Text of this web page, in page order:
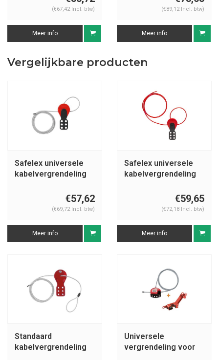
(€67,42 Incl. btw)
Meer info
(€89,12 Incl. btw)
Meer info
Vergelijkbare producten
Safelex universele
kabelvergrendeling
€57,62
(€69,72 Incl. btw)
Meer info
Safelex universele
kabelvergrendeling
€59,65
(€72,18 Incl. btw)
Meer info
Standaard
kabelvergrendeling
Universele
vergrendeling voor